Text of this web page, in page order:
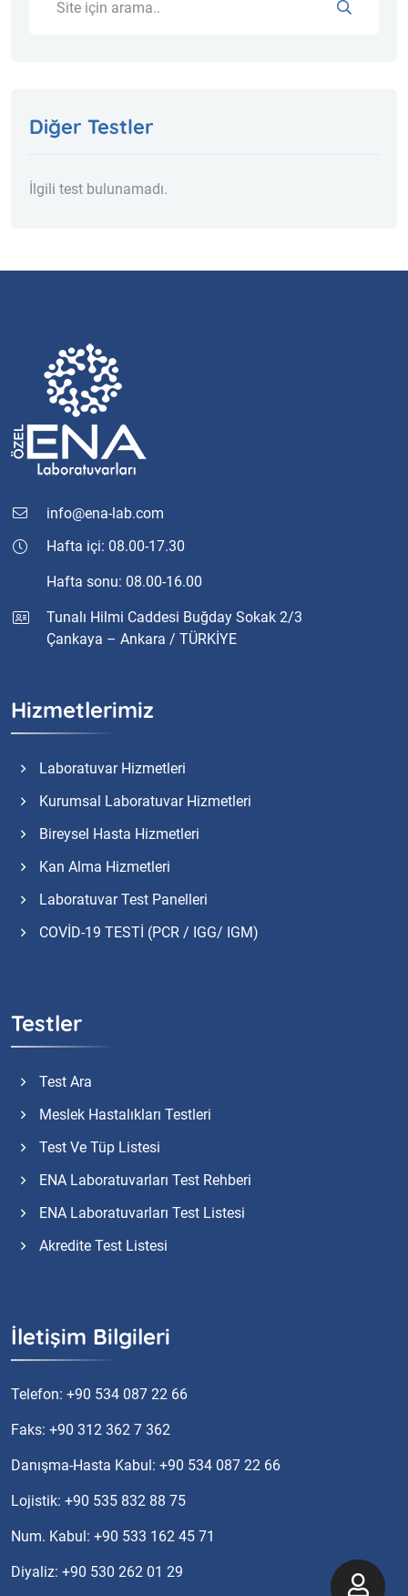
Diğer Testler
İlgili test bulunamadı.
info@ena-lab.com
Hafta içi: 08.00-17.30
Hafta sonu: 08.00-16.00
Tunalı Hilmi Caddesi Buğday Sokak 2/3
Çankaya – Ankara / TÜRKİYE
Hizmetlerimiz
Laboratuvar Hizmetleri
Kurumsal Laboratuvar Hizmetleri
Bireysel Hasta Hizmetleri
Kan Alma Hizmetleri
Laboratuvar Test Panelleri
COVİD-19 TESTİ (PCR / IGG/ IGM)
Testler
Test Ara
Meslek Hastalıkları Testleri
Test Ve Tüp Listesi
ENA Laboratuvarları Test Rehberi
ENA Laboratuvarları Test Listesi
Akredite Test Listesi
İletişim Bilgileri
Telefon: +90 534 087 22 66
Faks: +90 312 362 7 362
Danışma-Hasta Kabul: +90 534 087 22 66
Lojistik: +90 535 832 88 75
Num. Kabul: +90 533 162 45 71
Diyaliz: +90 530 262 01 29